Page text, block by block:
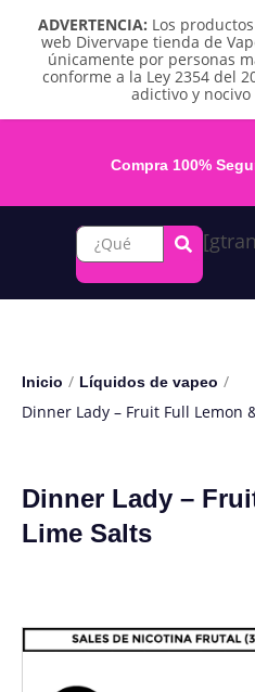
ADVERTENCIA: Los
web Divervape tienda de
únicamente por personas
conforme a la Ley 2354 del
adictivo y
Compra 100%
Inicio / Líquidos de vapeo /
Dinner Lady – Fruit Full Lemon
Dinner Lady –
Lime Salts